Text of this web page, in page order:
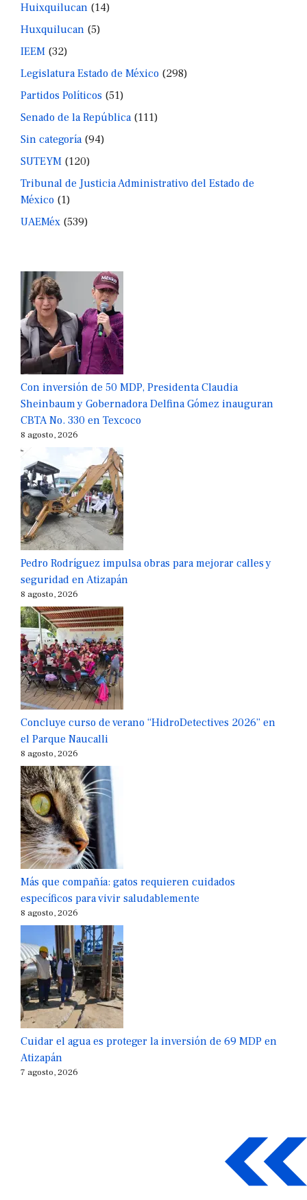
Huixquilucan (14)
Huxquilucan (5)
IEEM (32)
Legislatura Estado de México (298)
Partidos Políticos (51)
Senado de la República(111)
Sin categoría(94)
SUTEYM (120)
Tribunal de Justicia Administrativo del Estado de
México (1)
UAEMéx (539)
Con inversión de 50 MDP, Presidenta Claudia
Sheinbaum y Gobernadora Delfina Gómez inauguran
CBTA No. 330 en Texcoco
8 agosto, 2026
Pedro Rodríguez impulsa obras para mejorar calles y
seguridad en Atizapán
8 agosto, 2026
Concluye curso de verano “HidroDetectives 2026” en
el Parque Naucalli
8 agosto, 2026
Más que compañía: gatos requieren cuidados
específicos para vivir saludablemente
8 agosto, 2026
Cuidar el agua es proteger la inversión de 69 MDP en
Atizapán
7 agosto, 2026